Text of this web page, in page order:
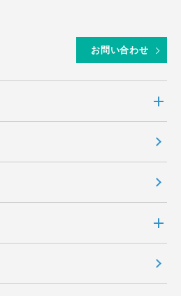
お問い合わせ